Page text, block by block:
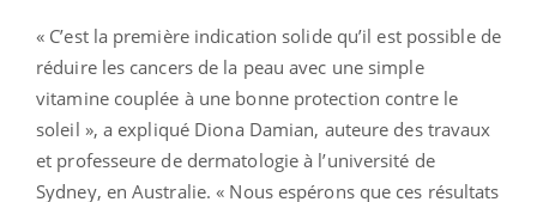
« C’est la première indication solide qu’il est possible de
réduire les cancers de la peau avec une simple
vitamine couplée à une bonne protection contre le
soleil », a expliqué Diona Damian, auteure des travaux
et professeure de dermatologie à l’université de
Sydney, en Australie. « Nous espérons que ces résultats